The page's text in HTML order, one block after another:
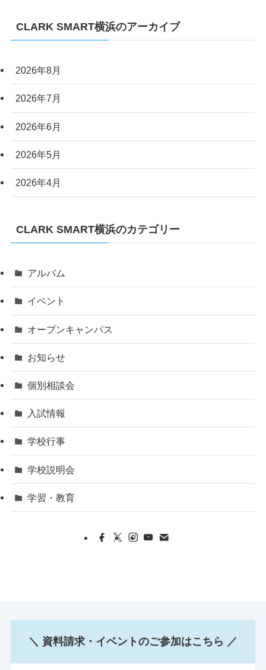
CLARK SMART横浜のアーカイブ
2026年8月
2026年7月
2026年6月
2026年5月
2026年4月
CLARK SMART横浜のカテゴリー
アルバム
イベント
オープンキャンパス
お知らせ
個別相談会
入試情報
学校行事
学校説明会
学習・教育
＼ 資料請求・イベントのご参加はこちら ／